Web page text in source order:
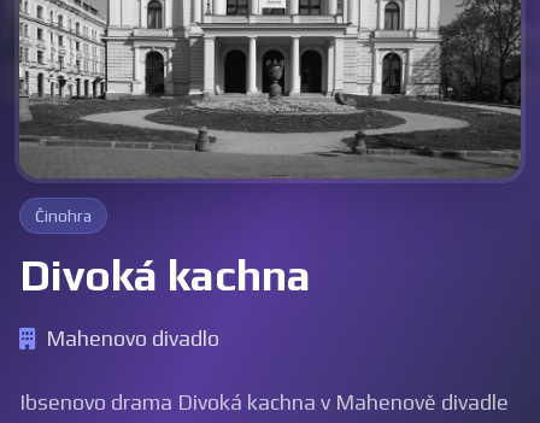
Činohra
Divoká kachna
Mahenovo divadlo
Ibsenovo drama Divoká kachna v Mahenově divadle